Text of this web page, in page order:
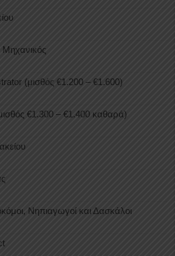
Μηχανικός
(μισθός €1.200 – €1.600)
€1.300 – €1.400 καθαρά)
Νηπιαγωγοί και Δασκάλοι